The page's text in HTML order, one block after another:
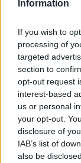
Information
If you wish to
processing of
targeted
section to
opt-out request
interest-based
us or personal
your opt-out.
disclosure of
IAB’s list of
also be